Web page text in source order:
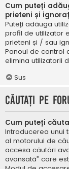
Cum puteți
prieteni și
Puteți adăuga
profil de utilizator
prieteni și / sau
Panoul de control
elimina utilizatorii
Sus
Căutați pe
Cum puteți
Introducerea unui
al motorului de
accesa căutări
avansată” care